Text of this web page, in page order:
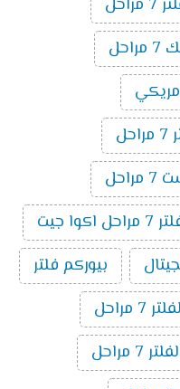
مراحل اكوا جيت
بيوركم فلتر